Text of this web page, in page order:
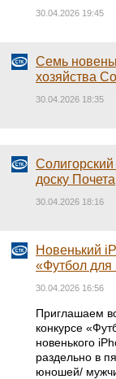
30.04.2026 19:45
Семь
хозяйства
30.04.2026 18:35
доску Почета
30.04.2026 18:16
Новенький
«Футбол для
30.04.2026 16:56
Приглашаем
конкурсе
новенького
раздельно в
юношей/